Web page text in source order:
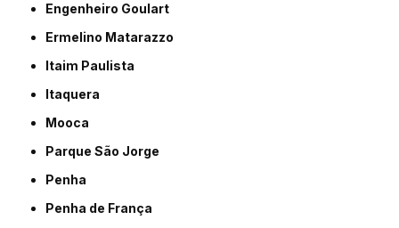
Engenheiro Goulart
Ermelino Matarazzo
Itaim Paulista
Itaquera
Mooca
Parque São Jorge
Penha
Penha de França